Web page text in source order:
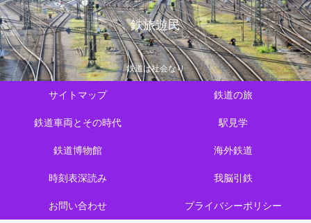
鉄旅遊民
鉄道は社会なり
サイトマップ 鉄道の旅
鉄道車両とその時代 駅見学
鉄道博物館 海外鉄道
時刻表深読み 我脳引鉄
お問い合わせ プライバシーポリシー